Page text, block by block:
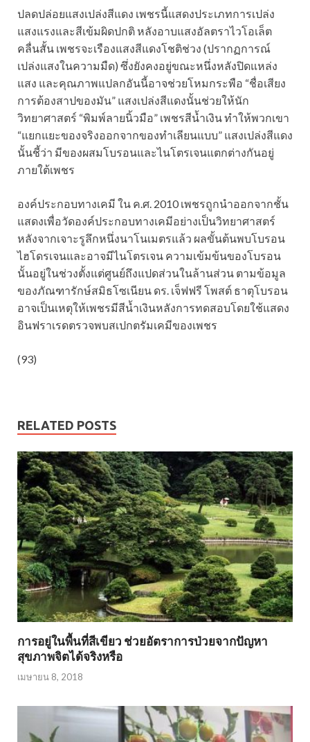
ปลดปล่อยแสงเปล่งสีแดง เพชรนี้แสดงประเภทการเปล่ง
แสงแรงและสีเข้มผิดปกติ หลังอาบแสงอัลตราไวโอเล็ต
คลื่นสั้น เพชรจะเรืองแสงสีแดงโชติช่วง (ปรากฏการณ์
เปล่งแสงในความมืด) ซึ่งยังคงอยู่ขณะหนึ่งหลังปิดแหล่ง
แสง และคุณภาพแปลกอันนี้อาจช่วยโหมกระพือ “ชื่อเสียง
การต้องสาปของมัน” แสงเปล่งสีแดงนั้นช่วยให้นัก
วิทยาศาสตร์ “พิมพ์ลายนิ้วมือ” เพชรสีน้ำเงิน ทำให้พวกเขา
“แยกแยะของจริงออกจากของทำเลียนแบบ” แสงเปล่งสีแดง
นั้นชี้ว่า มีของผสมโบรอนและไนโตรเจนแตกต่างกันอยู่
ภายใต้เพชร
องค์ประกอบทางเคมี ใน ค.ศ. 2010 เพชรถูกนำออกจากชั้น
แสดงเพื่อวัดองค์ประกอบทางเคมีอย่างเป็นวิทยาศาสตร์
หลังจากเจาะรูลึกหนึ่งนาโนเมตรแล้ว ผลขั้นต้นพบโบรอน
ไฮโดรเจนและอาจมีไนโตรเจน ความเข้มข้นของโบรอน
นั้นอยู่ในช่วงตั้งแต่ศูนย์ถึงแปดส่วนในล้านส่วน ตามข้อมูล
ของภัณฑารักษ์สมิธโซเนียน ดร. เจ็ฟฟรี โพสต์ ธาตุโบรอน
อาจเป็นเหตุให้เพชรมีสีน้ำเงินหลังการทดสอบโดยใช้แสดง
อินฟราเรดตรวจพบสเปกตรัมเคมีของเพชร
(93)
RELATED POSTS
การอยู่ในพื้นที่สีเขียว ช่วยอัตราการป่วยจากปัญหา
สุขภาพจิตได้จริงหรือ
เมษายน 8, 2018